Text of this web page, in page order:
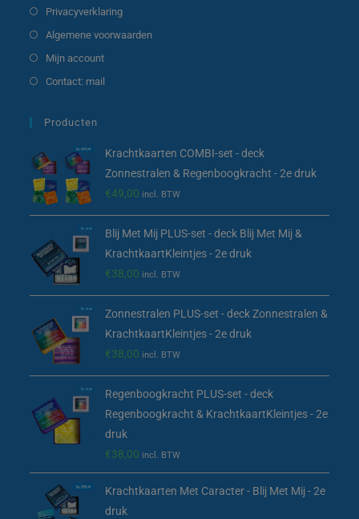
Privacyverklaring
Algemene voorwaarden
Mijn account
Contact: mail
Producten
Krachtkaarten COMBI-set - deck
Zonnestralen & Regenboogkracht - 2e druk
€49,00 incl. BTW
Blij Met Mij PLUS-set - deck Blij Met Mij &
KrachtkaartKleintjes - 2e druk
€38,00 incl. BTW
Zonnestralen PLUS-set - deck Zonnestralen &
KrachtkaartKleintjes - 2e druk
€38,00 incl. BTW
Regenboogkracht PLUS-set - deck
Regenboogkracht & KrachtkaartKleintjes - 2e
druk
€38,00 incl. BTW
Krachtkaarten Met Caracter - Blij Met Mij - 2e
druk